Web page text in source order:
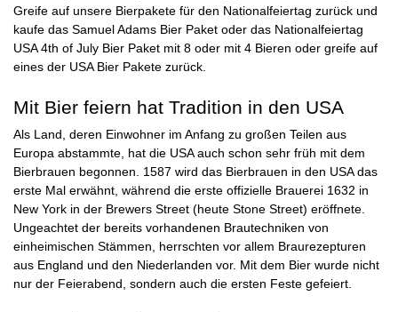
Greife auf unsere Bierpakete für den Nationalfeiertag zurück und
kaufe das Samuel Adams Bier Paket oder das Nationalfeiertag
USA 4th of July Bier Paket mit 8 oder mit 4 Bieren oder greife auf
eines der USA Bier Pakete zurück.
Mit Bier feiern hat Tradition in den USA
Als Land, deren Einwohner im Anfang zu großen Teilen aus
Europa abstammte, hat die USA auch schon sehr früh mit dem
Bierbrauen begonnen. 1587 wird das Bierbrauen in den USA das
erste Mal erwähnt, während die erste offizielle Brauerei 1632 in
New York in der Brewers Street (heute Stone Street) eröffnete.
Ungeachtet der bereits vorhandenen Brautechniken von
einheimischen Stämmen, herrschten vor allem Braurezepturen
aus England und den Niederlanden vor. Mit dem Bier wurde nicht
nur der Feierabend, sondern auch die ersten Feste gefeiert.